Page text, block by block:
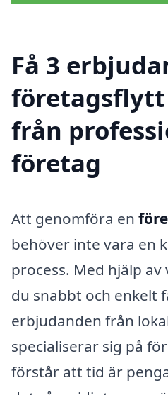
Få 3
företagsflytt
från
företag
Att genomföra en
behöver inte vara en
process. Med hjälp
du snabbt och enkelt
erbjudanden från
specialiserar sig på
förstår att tid är